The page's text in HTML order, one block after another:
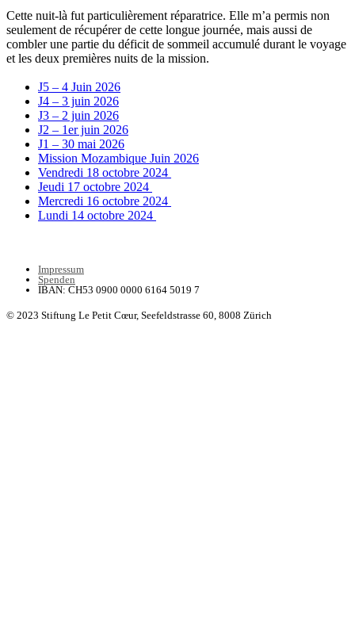
Cette nuit-là fut particulièrement réparatrice. Elle m’a permis non
seulement de récupérer de cette longue journée, mais aussi de
combler une partie du déficit de sommeil accumulé durant le voyage
et les deux premières nuits de la mission.
J5 – 4 Juin 2026
J4 – 3 juin 2026
J3 – 2 juin 2026
J2 – 1er juin 2026
J1 – 30 mai 2026
Mission Mozambique Juin 2026
Vendredi 18 octobre 2024
Jeudi 17 octobre 2024
Mercredi 16 octobre 2024
Lundi 14 octobre 2024
Impressum
Spenden
IBAN: CH53 0900 0000 6164 5019 7
© 2023 Stiftung Le Petit Cœur, Seefeldstrasse 60, 8008 Zürich